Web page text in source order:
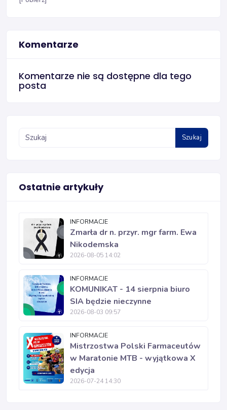
Komentarze
Komentarze nie są dostępne dla tego
posta
Szukaj
Ostatnie artykuły
INFORMACJE
Zmarła dr n. przyr. mgr farm. Ewa
Nikodemska
2026-08-05 14:02
INFORMACJE
KOMUNIKAT - 14 sierpnia biuro
SIA będzie nieczynne
2026-08-03 09:57
INFORMACJE
Mistrzostwa Polski Farmaceutów
w Maratonie MTB - wyjątkowa X
edycja
2026-07-24 14:30